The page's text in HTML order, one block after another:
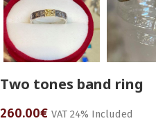
Two tones band ring
260.00€ VAT 24% Included